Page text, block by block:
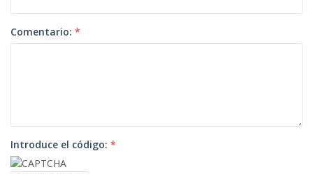
Comentario: *
Introduce el código: *